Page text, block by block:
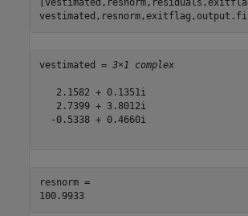
vestimated = 3×1 complex
   2.1582 + 0.1351i
   2.7399 + 3.8012i
  -0.5338 + 0.4660i
resnorm =
100.9933